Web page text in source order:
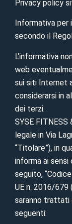
Privacy policy
Informativa per
secondo il
L’informativa
web
sui siti Internet
considerarsi in
dei terzi.
SYSE FITNESS
legale in Via
“Titolare”), in
informa ai sensi
seguito,
UE n. 2016/679
saranno trattati
seguenti: